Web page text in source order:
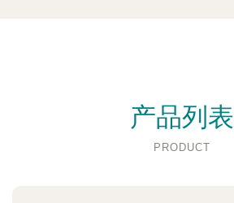
产品列表
PRODUCT